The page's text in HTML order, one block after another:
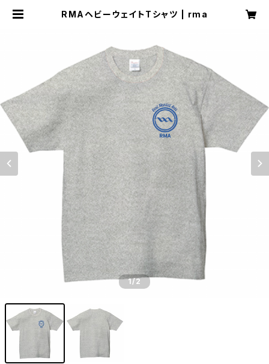
RMAヘビーウェイトTシャツ | rma
1/2